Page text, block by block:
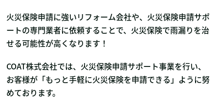
火災保険申請に強いリフォーム会社や、火災保険申請サポ
ートの専門業者に依頼することで、火災保険で雨漏りを治
せる可能性が高くなります！
COAT株式会社では、火災保険申請サポート事業を行い、
お客様が「もっと手軽に火災保険を申請できる」ように努
めております。